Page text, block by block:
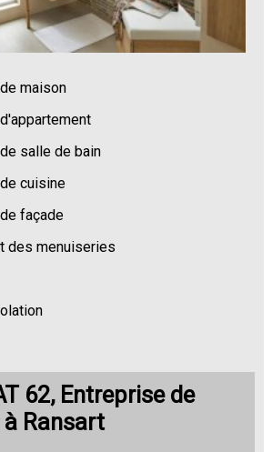
maison
salle de bain
cuisine
façade
des menuiseries
62, Entreprise de
Ransart